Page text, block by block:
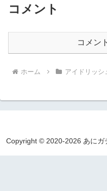
コメント
コメン
ホーム アイドリッシ
Copyright © 2020-2026 あにガ